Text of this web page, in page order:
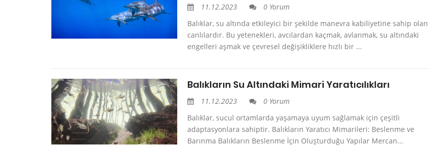
11.12.2023
0 Yorum
Balıklar, su altında etkileyici bir şekilde manevra kabiliyetine sahip olan
canlılardır. Bu yetenekleri, avcılardan kaçmak, avlanmak, su altındaki
engelleri aşmak ve çevresel değişikliklere hızlı bir ...
Balıkların Su Altındaki Mimari Yaratıcılıkları
11.12.2023
0 Yorum
Balıklar, sucul ortamlarda yaşamaya uyum sağlamak için çeşitli
adaptasyonlara sahiptir. Balıkların Yaratıcı Mimarileri: Beslenme ve
Barınma Balıkların Beslenme İçin Oluşturduğu Yapılar Mercan...